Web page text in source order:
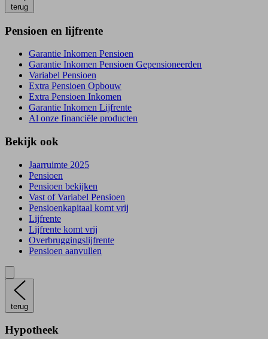
terug
Pensioen en lijfrente
Garantie Inkomen Pensioen
Garantie Inkomen Pensioen Gepensioneerden
Variabel Pensioen
Extra Pensioen Opbouw
Extra Pensioen Inkomen
Garantie Inkomen Lijfrente
Al onze financiële producten
Bekijk ook
Jaarruimte 2025
Pensioen
Pensioen bekijken
Vast of Variabel Pensioen
Pensioenkapitaal komt vrij
Lijfrente
Lijfrente komt vrij
Overbruggingslijfrente
Pensioen aanvullen
terug
Hypotheek